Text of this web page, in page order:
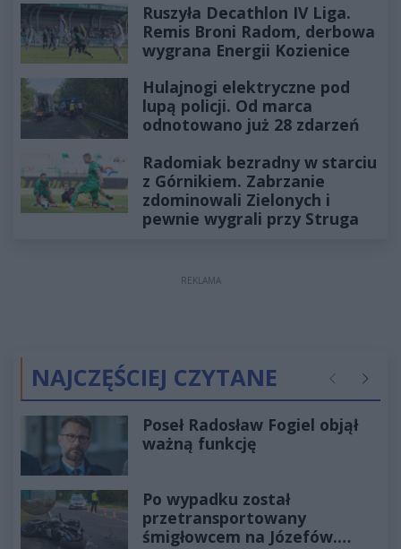
Ruszyła Decathlon IV Liga.
Remis Broni Radom, derbowa
wygrana Energii Kozienice
Hulajnogi elektryczne pod
lupą policji. Od marca
odnotowano już 28 zdarzeń
Radomiak bezradny w starciu
z Górnikiem. Zabrzanie
zdominowali Zielonych i
pewnie wygrali przy Struga
REKLAMA
NAJCZĘŚCIEJ CZYTANE Poprzednie
Poseł Radosław Fogiel objął
ważną funkcję
Po wypadku został
przetransportowany
śmigłowcem na Józefów.